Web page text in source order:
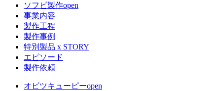
ソフビ製作open
事業内容
製作工程
製作事例
特別製品 x STORY
エピソード
製作依頼
オビツキューピーopen